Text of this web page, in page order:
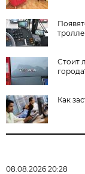
Стоит
Как
08.08.2026 20:28